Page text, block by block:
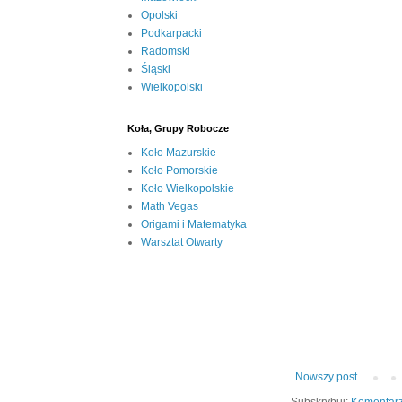
Nowszy post
Opolski
Podkarpacki
Radomski
Śląski
Wielkopolski
Koła, Grupy Robocze
Koło Mazurskie
Koło Pomorskie
Koło Wielkopolskie
Math Vegas
Origami i Matematyka
Warsztat Otwarty